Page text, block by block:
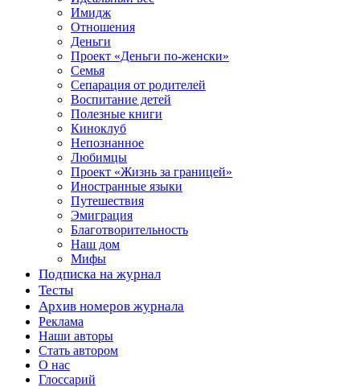
Имидж
Отношения
Деньги
Проект «Деньги по-женски»
Семья
Сепарация от родителей
Воспитание детей
Полезные книги
Киноклуб
Непознанное
Любимцы
Проект «Жизнь за границей»
Иностранные языки
Путешествия
Эмиграция
Благотворительность
Наш дом
Мифы
Подписка на журнал
Тесты
Архив номеров журнала
Реклама
Наши авторы
Стать автором
О нас
Глоссарий